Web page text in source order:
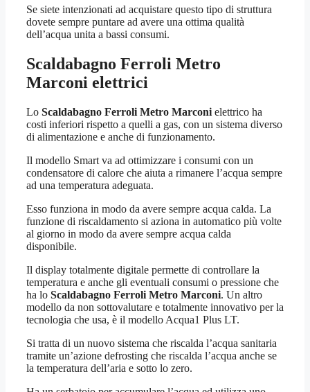
Se siete intenzionati ad acquistare questo tipo di struttura
dovete sempre puntare ad avere una ottima qualità
dell’acqua unita a bassi consumi.
Scaldabagno Ferroli Metro
Marconi elettrici
Lo Scaldabagno Ferroli Metro Marconi elettrico ha
costi inferiori rispetto a quelli a gas, con un sistema diverso
di alimentazione e anche di funzionamento.
Il modello Smart va ad ottimizzare i consumi con un
condensatore di calore che aiuta a rimanere l’acqua sempre
ad una temperatura adeguata.
Esso funziona in modo da avere sempre acqua calda. La
funzione di riscaldamento si aziona in automatico più volte
al giorno in modo da avere sempre acqua calda
disponibile.
Il display totalmente digitale permette di controllare la
temperatura e anche gli eventuali consumi o pressione che
ha lo Scaldabagno Ferroli Metro Marconi. Un altro
modello da non sottovalutare e totalmente innovativo per la
tecnologia che usa, è il modello Acqua1 Plus LT.
Si tratta di un nuovo sistema che riscalda l’acqua sanitaria
tramite un’azione defrosting che riscalda l’acqua anche se
la temperatura dell’aria e sotto lo zero.